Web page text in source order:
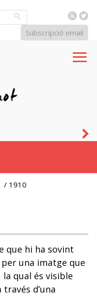
RSS
Subscripció email
/ 1910
que hi ha sovint
una imatge que
qual és visible
través d’una